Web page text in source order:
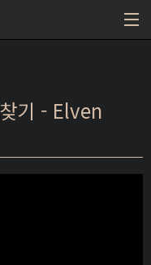
기 - Elven